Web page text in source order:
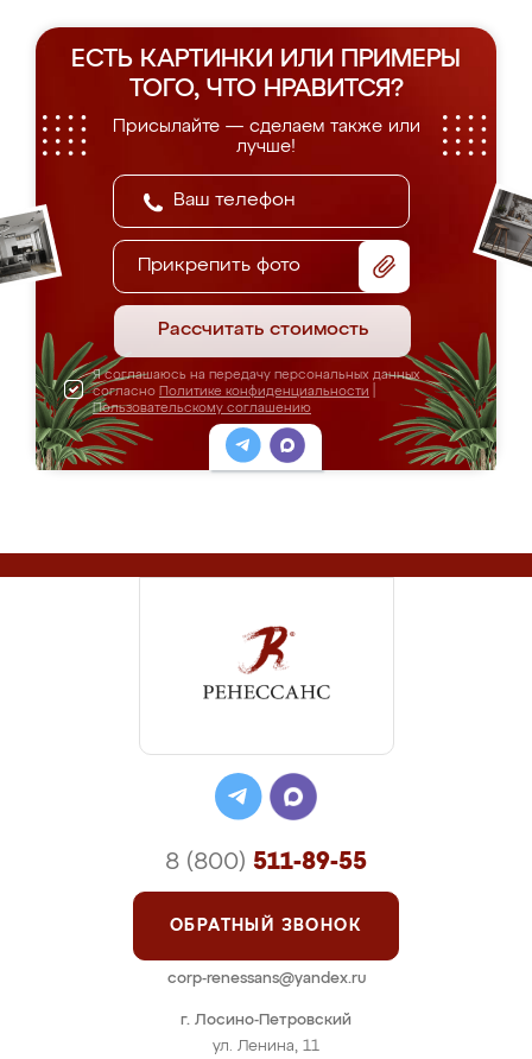
ЕСТЬ КАРТИНКИ ИЛИ ПРИМЕРЫ
ТОГО, ЧТО НРАВИТСЯ?
Присылайте — сделаем также или
лучше!
Прикрепить фото
Рассчитать стоимость
Я соглашаюсь на передачу персональных данных
согласно Политике конфиденциальности
Пользовательскому соглашению
г. Лосино-Петровский
ул. Ленина, 11
8 (800) 511-89-55
ОБРАТНЫЙ ЗВОНОК
corp-renessans@yandex.ru